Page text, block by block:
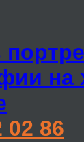
на
02 86